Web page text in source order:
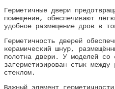
Герметичные двери
помещение, обеспечивают
удобное размещение дров в
Герметичность дверей
керамический шнур,
полотна двери. У моделей со
загерметизирован стык
стеклом.